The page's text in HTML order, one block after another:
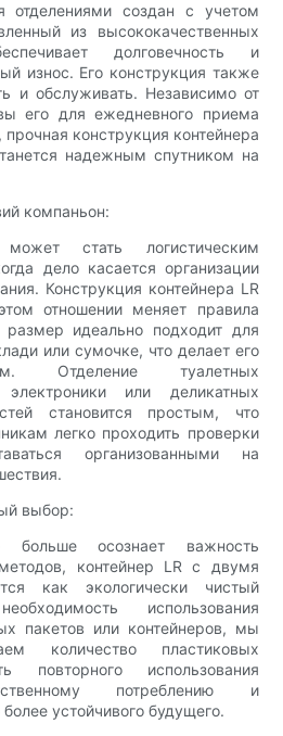
отделениями создан с учетом
из высококачественных
долговечность и
износ. Его конструкция также
и обслуживать. Независимо от
его для ежедневного приема
конструкция контейнера
надежным спутником на
компаньон:
стать логистическим
дело касается организации
Конструкция контейнера LR
отношении меняет правила
идеально подходит для
или сумочке, что делает его
Отделение туалетных
или деликатных
становится простым, что
легко проходить проверки
организованными на
выбор:
осознает важность
контейнер LR с двумя
как экологически чистый
использования
пакетов или контейнеров, мы
количество пластиковых
повторного использования
потреблению и
устойчивого будущего.